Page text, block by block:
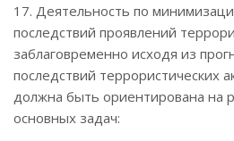
17. Деятельность по
последствий проявлений
заблаговременно исходя из
последствий террористических
должна быть ориентирована
основных задач: